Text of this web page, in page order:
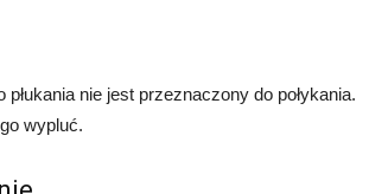
płukania nie jest przeznaczony do połykania.
wypluć.